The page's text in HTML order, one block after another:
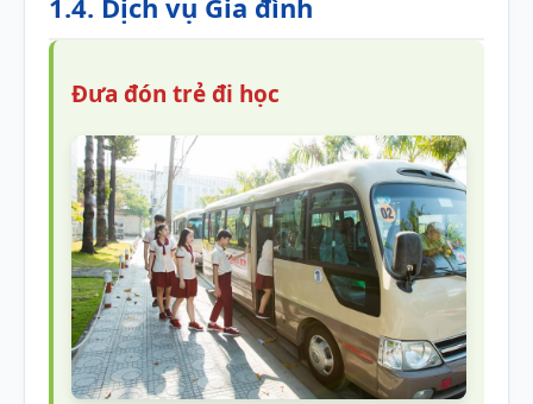
1.4. Dịch vụ Gia đình
Đưa đón trẻ đi học